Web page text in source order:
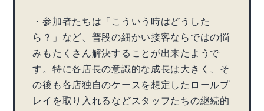
・参加者たちは「こういう時はどうした
ら？」など、普段の細かい接客ならではの悩
みもたくさん解決することが出来たようで
す。特に各店長の意識的な成長は大きく、そ
の後も各店独自のケースを想定したロールプ
レイを取り入れるなどスタッフたちの継続的